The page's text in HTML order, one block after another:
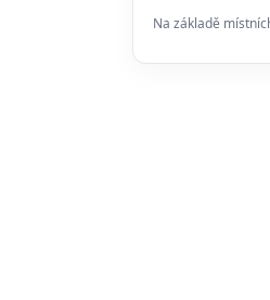
Na základě